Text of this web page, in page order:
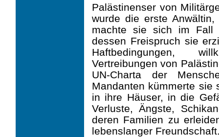
Palästinenser von
wurde die erste
machte sie sich im Fall
dessen Freispruch sie
Haftbedingungen,
Vertreibungen von
UN-Charta der
Mandanten kümmerte sie
in ihre Häuser, in die
Verluste, Ängste,
deren Familien zu
lebenslanger